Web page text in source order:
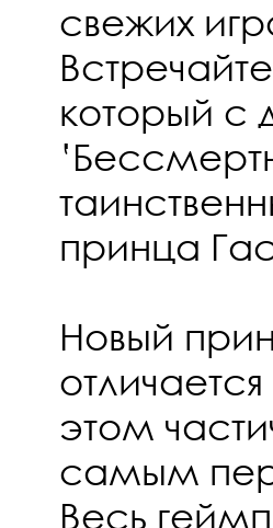
свежих
который с
принца
Новый
этом
самым
Весь